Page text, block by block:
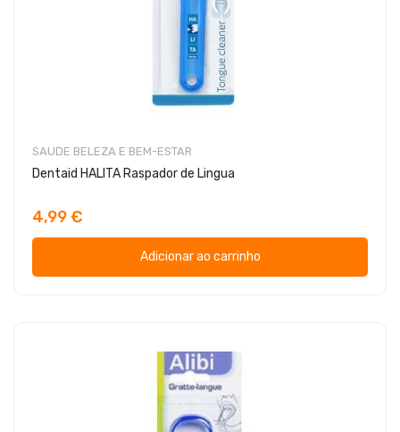
SAUDE BELEZA E BEM-ESTAR
Dentaid HALITA Raspador de Lingua
4,99 €
Adicionar ao carrinho